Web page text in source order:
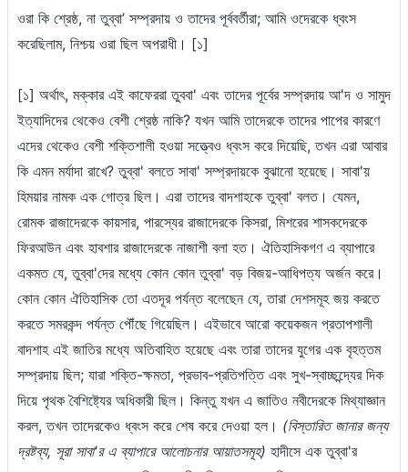
ওরা কি শ্রেষ্ঠ, না তুব্বা’ সম্প্রদায় ও তাদের পূর্ববর্তীরা; আমি ওদেরকে ধ্বংস
করেছিলাম, নিশ্চয় ওরা ছিল অপরাধী। [১]
[১] অর্থাৎ, মক্কার এই কাফেররা তুববা' এবং তাদের পূর্বের সম্প্রদায় আ'দ ও সামুদ
ইত্যাদিদের থেকেও বেশী শ্রেষ্ঠ নাকি? যখন আমি তাদেরকে তাদের পাপের কারণে
এদের থেকেও বেশী শক্তিশালী হওয়া সত্ত্বেও ধ্বংস করে দিয়েছি, তখন এরা আবার
কি এমন মর্যাদা রাখে? তুব্বা' বলতে সাবা' সম্প্রদায়কে বুঝানো হয়েছে। সাবা'য়
হিময়ার নামক এক গোত্র ছিল। এরা তাদের বাদশাহকে তুব্বা' বলত। যেমন,
রোমক রাজাদেরকে কায়সার, পারস্যের রাজাদেরকে কিসরা, মিশরের শাসকদেরকে
ফিরআউন এবং হাবশার রাজাদেরকে নাজাশী বলা হত। ঐতিহাসিকগণ এ ব্যাপারে
একমত যে, তুব্বা'দের মধ্যে কোন কোন তুব্বা' বড় বিজয়-আধিপত্য অর্জন করে।
কোন কোন ঐতিহাসিক তো এতদূর পর্যন্ত বলেছেন যে, তারা দেশসমূহ জয় করতে
করতে সমরকন্দ পর্যন্ত পৌঁছে গিয়েছিল। এইভাবে আরো কয়েকজন প্রতাপশালী
বাদশাহ এই জাতির মধ্যে অতিবাহিত হয়েছে এবং তারা তাদের যুগের এক বৃহত্তম
সম্প্রদায় ছিল; যারা শক্তি-ক্ষমতা, প্রভাব-প্রতিপত্তি এবং সুখ-স্বাচ্ছন্দ্যের দিক
দিয়ে পৃথক বৈশিষ্ট্যের অধিকারী ছিল। কিন্তু যখন এ জাতিও নবীদেরকে মিথ্যাজ্ঞান
করল, তখন তাদেরকেও ধ্বংস করে শেষ করে দেওয়া হল। (বিস্তারিত জানার জন্য
দ্রষ্টব্য, সূরা সাবা'র এ ব্যাপারে আলোচনার আয়াতসমূহ) হাদীসে এক তুব্বা'র